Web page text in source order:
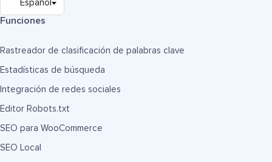
Funciones
Rastreador de clasificación de palabras clave
Estadísticas de búsqueda
Integración de redes sociales
Editor Robots.txt
SEO para WooCommerce
SEO Local